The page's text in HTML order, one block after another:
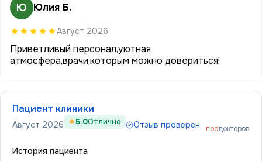
Ю Юлия Б.
Август 2026
Приветливый персонал,уютная
атмосфера,врачи,которым можно довериться!
Пациент клиники
Август 2026 5.0Отлично Отзыв проверен продокторов
История пациента